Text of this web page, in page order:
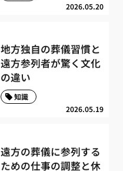
2026.05.20
地方独自の葬儀習慣と
遠方参列者が驚く文化
の違い
2026.05.19
知識
遠方の葬儀に参列する
ための仕事の調整と休